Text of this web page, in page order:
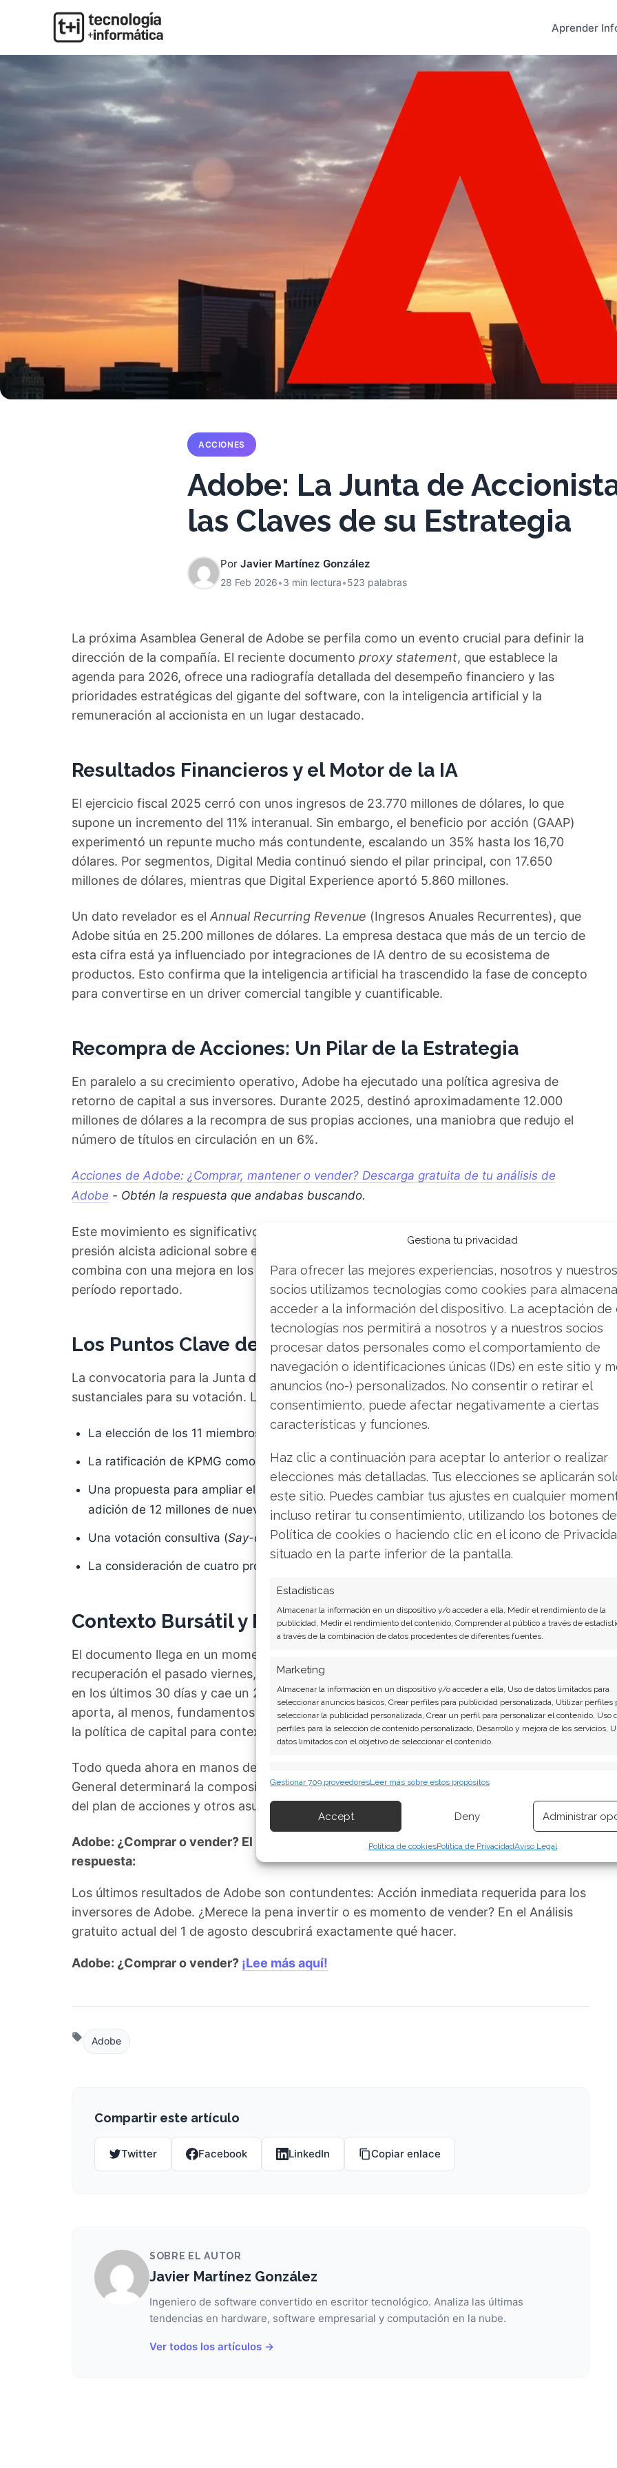
Gestiona tu privacidad
Para ofrecer las mejores experiencias, nosotros y nuestros
socios utilizamos tecnologías como cookies para
acceder a la información del dispositivo. La aceptación de
tecnologías nos permitirá a nosotros y a nuestros socios
procesar datos personales como el comportamiento de
navegación o identificaciones únicas (IDs) en este sitio y
anuncios (no-) personalizados. No consentir o retirar el
consentimiento, puede afectar negativamente a ciertas
características y funciones.
Haz clic a continuación para aceptar lo anterior o realizar
elecciones más detalladas. Tus elecciones se aplicarán
este sitio. Puedes cambiar tus ajustes en cualquier
incluso retirar tu consentimiento, utilizando los botones
Política de cookies o haciendo clic en el icono de
situado en la parte inferior de la pantalla.
Estadísticas
Almacenar la información en un dispositivo y/o acceder a ella, Medir el rendimiento de la
publicidad, Medir el rendimiento del contenido, Comprender al público a través de
a través de la combinación de datos procedentes de diferentes fuentes.
Marketing
Almacenar la información en un dispositivo y/o acceder a ella, Uso de datos limitados para
seleccionar anuncios básicos, Crear perfiles para publicidad personalizada, Utilizar perfiles
seleccionar la publicidad personalizada, Crear un perfil para personalizar el contenido, Uso
perfiles para la selección de contenido personalizado, Desarrollo y mejora de los servicios,
datos limitados con el objetivo de seleccionar el contenido.
información transmitida de forma automática.
Garantizar la seguridad, evitar y detectar fraudes, y eliminar
fallos, Ofrecer y presentar publicidad y contenido, Guardar y
Gestionar 709 proveedoresLeer más sobre estos propósitos
Accept Deny Administrar
Política de cookiesPolítica de PrivacidadAviso Legal
Aprender
ACCIONES
Adobe: La Junta de
las Claves de su Estrategia
Por Javier Martínez González
28 Feb 2026•3 min lectura•523 palabras
La próxima Asamblea General de Adobe se perfila como un evento crucial para definir la
dirección de la compañía. El reciente documento proxy statement, que establece la
agenda para 2026, ofrece una radiografía detallada del desempeño financiero y las
prioridades estratégicas del gigante del software, con la inteligencia artificial y la
remuneración al accionista en un lugar destacado.
Resultados Financieros y el Motor de la IA
El ejercicio fiscal 2025 cerró con unos ingresos de 23.770 millones de dólares, lo que
supone un incremento del 11% interanual. Sin embargo, el beneficio por acción (GAAP)
experimentó un repunte mucho más contundente, escalando un 35% hasta los 16,70
dólares. Por segmentos, Digital Media continuó siendo el pilar principal, con 17.650
millones de dólares, mientras que Digital Experience aportó 5.860 millones.
Un dato revelador es el Annual Recurring Revenue (Ingresos Anuales Recurrentes), que
Adobe sitúa en 25.200 millones de dólares. La empresa destaca que más de un tercio de
esta cifra está ya influenciado por integraciones de IA dentro de su ecosistema de
productos. Esto confirma que la inteligencia artificial ha trascendido la fase de concepto
para convertirse en un driver comercial tangible y cuantificable.
Recompra de Acciones: Un Pilar de la Estrategia
En paralelo a su crecimiento operativo, Adobe ha ejecutado una política agresiva de
retorno de capital a sus inversores. Durante 2025, destinó aproximadamente 12.000
millones de dólares a la recompra de sus propias acciones, una maniobra que redujo el
número de títulos en circulación en un 6%.
Acciones de Adobe: ¿Comprar, mantener o vender? Descarga gratuita de tu análisis de
Adobe - Obtén la respuesta que andabas buscando.
Este movimiento es significativo porque, al disminuir la base accionarial, ejerce una
presión alcista adicional sobre el beneficio por acción, especialmente cuando se
combina con una mejora en los resultados fundamentales, como ha ocurrido en el
período reportado.
Los Puntos Clave de la Próxima Asamblea
La convocatoria para la Junta de Accionistas de 2026 incluye varias propuestas
sustanciales para su votación. Los puntos centrales del orden del día son:
La elección de los 11 miembros que compondrán el Consejo de Administración.
La ratificación de KPMG como auditor externo independiente.
Una propuesta para ampliar el plan de remuneración en acciones ( Equity Plan
) con la
adición de 12 millones de nuevos títulos.
Una votación consultiva (Say-on-Pay) sobre la retribución de la alta dirección.
La consideración de cuatro propuestas separadas presentadas por accionistas.
Contexto Bursátil y Próximos Pasos
El documento llega en un momento de cierta presión para el valor. A pesar de una ligera
recuperación el pasado viernes, la cotización de Adobe acumula un descenso del 11,46%
en los últimos 30 días y cae un 21,94% desde comienzos de año. Elproxy statement
aporta, al menos, fundamentos concretos sobre el crecimiento, la penetración de la IA y
la política de capital para contextualizar esta evolución.
Todo queda ahora en manos de los accionistas. Su votación en la próxima Asamblea
General determinará la composición del gobierno corporativo, la auditoría, la ampliación
del plan de acciones y otros asuntos clave para el futuro de la empresa.
Adobe: ¿Comprar o vender? El nuevo Análisis de Adobe del 1 de agosto tiene la
respuesta:
Los últimos resultados de Adobe son contundentes: Acción inmediata requerida para los
inversores de Adobe. ¿Merece la pena invertir o es momento de vender? En el Análisis
gratuito actual del 1 de agosto descubrirá exactamente qué hacer.
Adobe: ¿Comprar o vender? ¡Lee más aquí!
Adobe
Compartir este artículo
Twitter Facebook LinkedIn Copiar enlace
SOBRE EL AUTOR
Javier Martínez González
Ingeniero de software convertido en escritor tecnológico. Analiza las últimas
tendencias en hardware, software empresarial y computación en la nube.
Ver todos los artículos →